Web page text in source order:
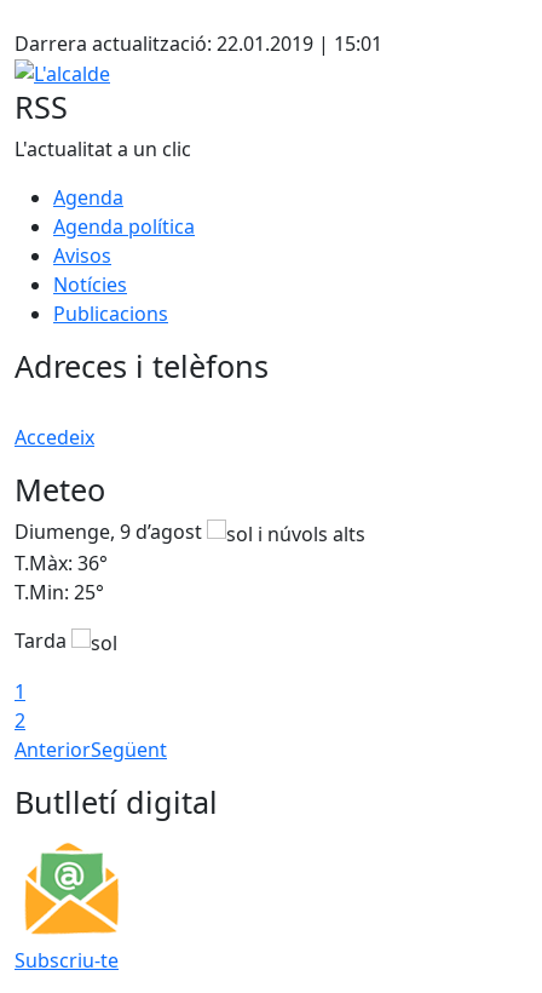
Darrera actualització: 22.01.2019 | 15:01
L'alcalde
RSS
L'actualitat a un clic
Agenda
Agenda política
Avisos
Notícies
Publicacions
Adreces i telèfons
Accedeix
Meteo
Diumenge, 9 d’agost
T.Màx: 36°
T.Min: 25°
Tarda
1
2
AnteriorSegüent
Butlletí digital
Subscriu-te